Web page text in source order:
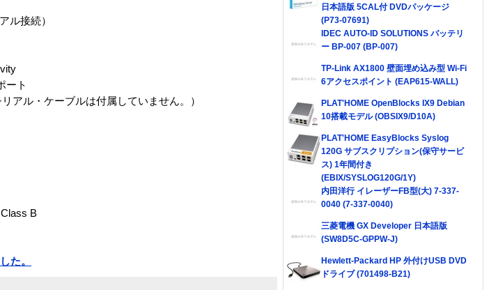
ル接続）
ート
アル・ケーブルは付属していません。）
B
た。
日本語版 5CAL付 DVDパッケージ
(P73-07691)
IDEC AUTO-ID SOLUTIONS バッテリ
ー BP-007 (BP-007)
TP-Link AX1800 壁面埋め込み型 Wi-Fi
6アクセスポイント (EAP615-WALL)
PLAT'HOME OpenBlocks IX9 Debian
10搭載モデル (OBSIX9/D10A)
PLAT'HOME EasyBlocks Syslog
120G サブスクリプション(保守サービ
ス) 1年間付き
(EBIX/SYSLOG120G/1Y)
内田洋行 イレーザーFB型(大) 7-337-
0040 (7-337-0040)
三菱電機 GX Developer 日本語版
(SW8D5C-GPPW-J)
Hewlett-Packard HP 外付けUSB DVD
ドライブ (701498-B21)